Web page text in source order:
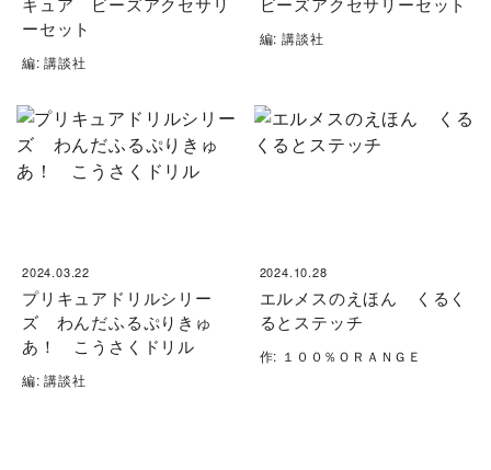
ーセット
編: 講談社
編: 講談社
2024.03.22
プリキュアドリルシリー
ズ わんだふるぷりきゅ
あ！ こうさくドリル
編: 講談社
2024.10.28
エルメスのえほん くるく
るとステッチ
作: １００％ＯＲＡＮＧＥ